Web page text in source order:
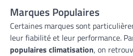
Marques Populaires
Certaines marques sont
leur fiabilité et leur performance.
populaires climatisation, on